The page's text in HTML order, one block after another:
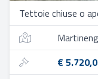
Tettoie chiuse o
€